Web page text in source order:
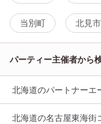
当別町 北見市
パーティー主催者から
北海道のパートナーエ
北海道の名古屋東海街